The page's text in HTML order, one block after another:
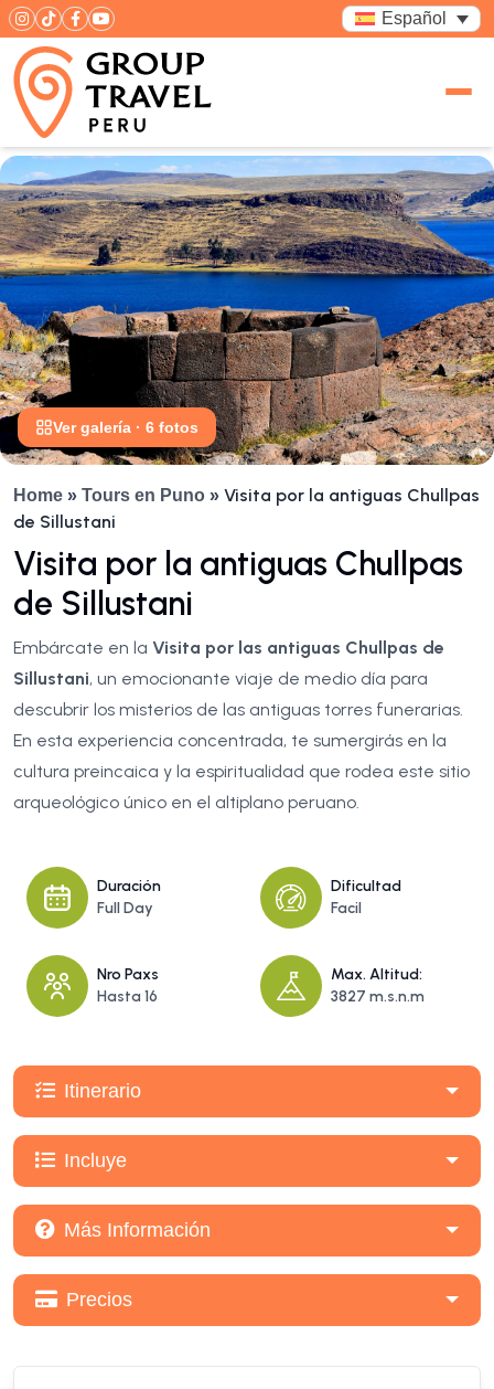
Español
Ver galería · 6 fotos
Home » Tours en Puno » Visita por la antiguas Chullpas
de Sillustani
Visita por la antiguas Chullpas
de Sillustani
Embárcate en la Visita por las antiguas Chullpas de
Sillustani, un emocionante viaje de medio día para
descubrir los misterios de las antiguas torres funerarias.
En esta experiencia concentrada, te sumergirás en la
cultura preincaica y la espiritualidad que rodea este sitio
arqueológico único en el altiplano peruano.
Duración
Full Day
Dificultad
Facil
Nro Paxs
Hasta 16
Max. Altitud:
3827 m.s.n.m
Itinerario
Incluye
Más Información
Precios